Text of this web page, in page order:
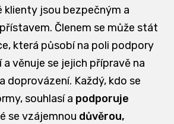
klienty jsou bezpečným a
Členem se může stát
která působí na poli podpory
věnuje se jejich přípravě na
doprovázení. Každý, kdo se
souhlasí a podporuje
se vzájemnou důvěrou,